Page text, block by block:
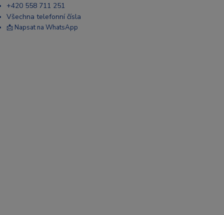
+420 558 711 251
Všechna telefonní čísla
📩 Napsat na WhatsApp